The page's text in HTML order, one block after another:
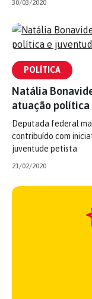
30/03/2020
POLÍTICA
Natália
atuação
Deputada federal
contribuído com
juventude petista
21/02/2020